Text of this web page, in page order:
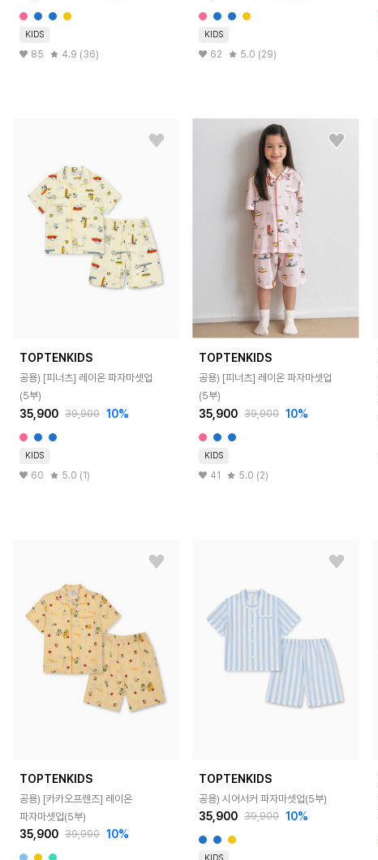
KIDS
85 4.9 (36)
KIDS
62 5.0 (29)
TOPTENKIDS
공용) [피너츠] 레이온 파자마셋업
(5부)
35,900 39,900 10%
KIDS
60 5.0 (1)
TOPTENKIDS
공용) [피너츠] 레이온 파자마셋업
(5부)
35,900 39,900 10%
KIDS
41 5.0 (2)
TOPTENKIDS
공용) [카카오프렌즈] 레이온
파자마셋업(5부)
35,900 39,900 10%
TOPTENKIDS
공용) 시어서커 파자마셋업(5부)
35,900 39,900 10%